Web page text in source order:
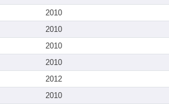
2010
2010
2010
2010
2012
2010